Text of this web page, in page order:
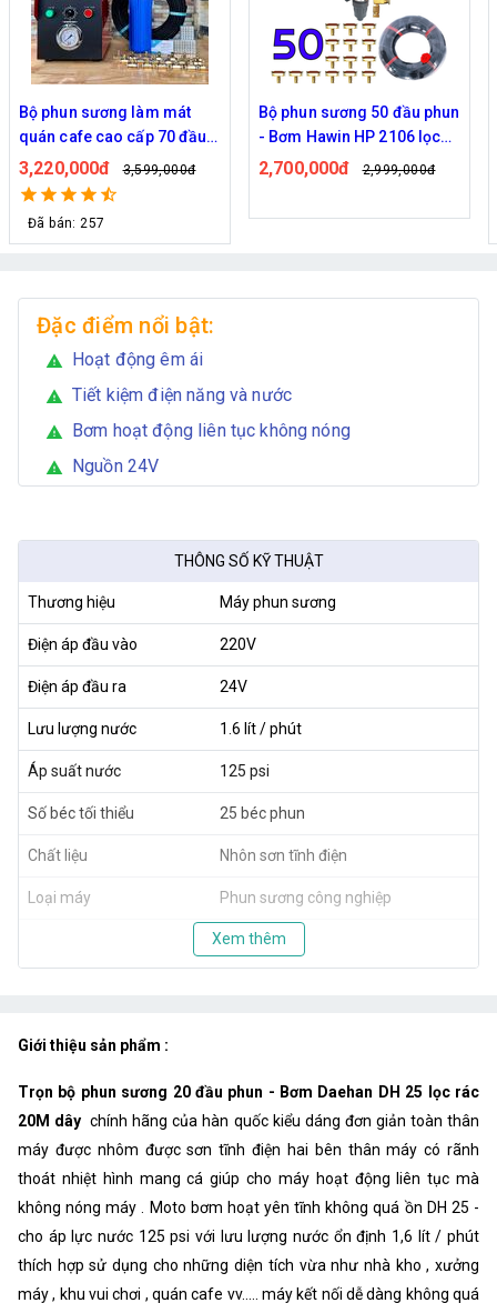
Bộ phun sương làm mát
quán cafe cao cấp 70 đầu
phun
3,220,000đ 3,599,000đ
Đã bán: 257
Bộ phun sương 50 đầu phun
- Bơm Hawin HP 2106 lọc
rác 50M dây
2,700,000đ 2,999,000đ
Đặc điểm nổi bật:
warning Hoạt động êm ái
warning Tiết kiệm điện năng và nước
warning Bơm hoạt động liên tục không nóng
warning Nguồn 24V
THÔNG SỐ KỸ THUẬT
Thương hiệu Máy phun sương
Điện áp đầu vào 220V
Điện áp đầu ra 24V
Lưu lượng nước 1.6 lít / phút
Áp suất nước 125 psi
Số béc tối thiểu 25 béc phun
Chất liệu Nhôn sơn tĩnh điện
Loại máy Phun sương công nghiệp
Xem thêm
Giới thiệu sản phẩm :
Trọn bộ phun sương 20 đầu phun - Bơm Daehan DH 25 lọc rác
20M dây chính hãng của hàn quốc kiểu dáng đơn giản toàn thân
máy được nhôm được sơn tĩnh điện hai bên thân máy có rãnh
thoát nhiệt hình mang cá giúp cho máy hoạt động liên tục mà
không nóng máy . Moto bơm hoạt yên tĩnh không quá ồn DH 25 -
cho áp lực nước 125 psi với lưu lượng nước ổn định 1,6 lít / phút
thích hợp sử dụng cho những diện tích vừa như nhà kho , xưởng
máy , khu vui chơi , quán cafe vv..... máy kết nối dễ dàng không quá